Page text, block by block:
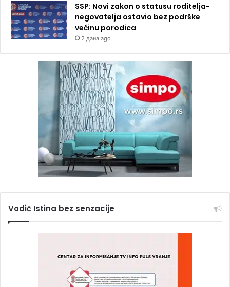
SSP: Novi zakon o statusu roditelja-
negovatelja ostavio bez podrške
većinu porodica
2 дана ago
Vodič Istina bez senzacije